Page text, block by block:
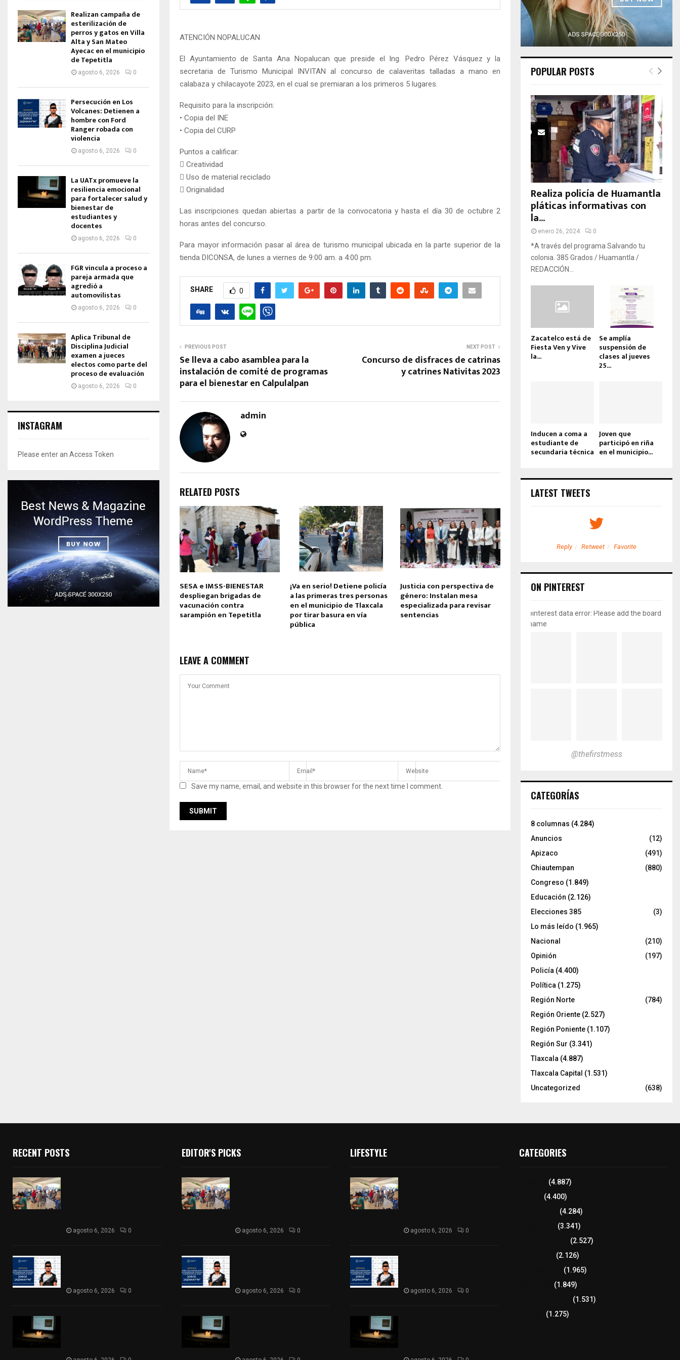
ATENCIÓN NOPALUCAN
El Ayuntamiento de Santa Ana Nopalucan que preside el Ing. Pedro Pérez Vásquez y la
secretaria de Turismo Municipal INVITAN al concurso de calaveritas talladas a mano en
calabaza y chilacayote 2023, en el cual se premiaran a los primeros 5 lugares.
Requisito para la inscripción:
• Copia del INE
• Copia del CURP
Puntos a calificar:
 Creatividad
 Uso de material reciclado
 Originalidad
Las inscripciones quedan abiertas a partir de la convocatoria y hasta el día 30 de octubre 2
horas antes del concurso.
Para mayor información pasar al área de turismo municipal ubicada en la parte superior de la
tienda DICONSA, de lunes a viernes de 9:00 am. a 4:00 pm.
SHARE 0
PREVIOUS POST
Se lleva a cabo asamblea para la
instalación de comité de programas
para el bienestar en Calpulalpan
NEXT POST
Concurso de disfraces de catrinas
y catrines Nativitas 2023
admin
RELATED POSTS
SESA e IMSS-BIENESTAR
despliegan brigadas de
vacunación contra
sarampión en Tepetitla
¡Va en serio! Detiene policía
a las primeras tres personas
en el municipio de Tlaxcala
por tirar basura en vía
pública
Justicia con perspectiva de
género: Instalan mesa
especializada para revisar
sentencias
LEAVE A COMMENT
Save my name, email, and website in this browser for the next time I comment.
Realizan campaña de
esterilización de
perros y gatos en Villa
Alta y San Mateo
Ayecac en el municipio
de Tepetitla
agosto 6, 2026 0
Persecución en Los
Volcanes: Detienen a
hombre con Ford
Ranger robada con
violencia
agosto 6, 2026 0
La UATx promueve la
resiliencia emocional
para fortalecer salud y
bienestar de
estudiantes y
docentes
agosto 6, 2026 0
FGR vincula a proceso a
pareja armada que
agredió a
automovilistas
agosto 6, 2026 0
Aplica Tribunal de
Disciplina Judicial
examen a jueces
electos como parte del
proceso de evaluación
agosto 6, 2026 0
INSTAGRAM
Please enter an Access Token
POPULAR POSTS
Realiza policía de Huamantla
pláticas informativas con
la...
enero 26, 2024 0
*A través del programa Salvando tu
colonia. 385 Grados / Huamantla /
REDACCIÓN...
Zacatelco está de
Fiesta Ven y Vive
la...
Se amplía
suspensión de
clases al jueves
25...
Inducen a coma a
estudiante de
secundaria técnica
Joven que
participó en riña
en el municipio...
LATEST TWEETS
Reply Retweet Favorite Reply Retweet Favorite Reply Retweet Favorite
ON PINTEREST
pinterest data error: Please add the board
name
@thefirstmess
CATEGORÍAS
8 columnas (4.284)
Anuncios
(12)
Apizaco
(491)
Chiautempan
(880)
Congreso (1.849)
Educación (2.126)
Elecciones 385
(3)
Lo más leído (1.965)
Nacional
(210)
Opinión
(197)
Policía (4.400)
Política (1.275)
Región Norte
(784)
Región Oriente (2.527)
Región Poniente (1.107)
Región Sur (3.341)
Tlaxcala (4.887)
Tlaxcala Capital (1.531)
Uncategorized
(638)
RECENT POSTS
agosto 6, 2026 0
agosto 6, 2026 0
EDITOR'S PICKS
agosto 6, 2026 0
agosto 6, 2026 0
LIFESTYLE
agosto 6, 2026 0
agosto 6, 2026 0
CATEGORIES
(4.887)
(4.400)
(4.284)
(3.341)
(2.527)
(2.126)
(1.965)
(1.849)
(1.531)
(1.275)